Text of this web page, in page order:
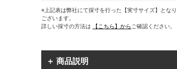
※上記表は弊社にて採寸を行った【実寸サイズ】とな
ございます。
詳しい採寸の方法は
【こちら】からご確認ください。
＋ 商品説明